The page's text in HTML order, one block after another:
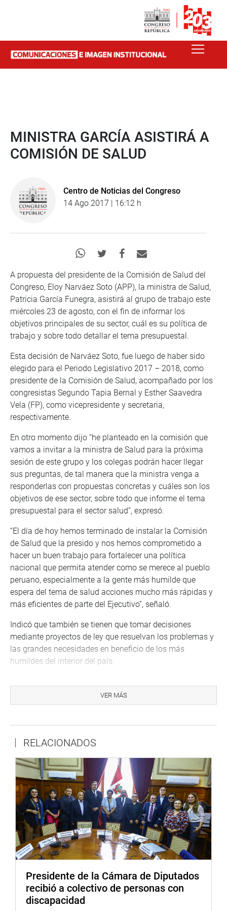
MINISTRA GARCÍA ASISTIRÁ A
COMISIÓN DE SALUD
Centro de Noticias del Congreso
14 Ago 2017 | 16:12 h
A propuesta del presidente de la Comisión de Salud del
Congreso, Eloy Narváez Soto (APP), la ministra de Salud,
Patricia García Funegra, asistirá al grupo de trabajo este
miércoles 23 de agosto, con el fin de informar los
objetivos principales de su sector, cuál es su política de
trabajo y sobre todo detallar el tema presupuestal.
Esta decisión de Narváez Soto, fue luego de haber sido
elegido para el Periodo Legislativo 2017 – 2018, como
presidente de la Comisión de Salud, acompañado por los
congresistas Segundo Tapia Bernal y Esther Saavedra
Vela (FP), como vicepresidente y secretaria,
respectivamente.
En otro momento dijo “he planteado en la comisión que
vamos a invitar a la ministra de Salud para la próxima
sesión de este grupo y los colegas podrán hacer llegar
sus preguntas, de tal manera que la ministra venga a
responderlas con propuestas concretas y cuáles son los
objetivos de ese sector, sobre todo que informe el tema
presupuestal para el sector salud”, expresó.
“El día de hoy hemos terminado de instalar la Comisión
de Salud que la presido y nos hemos comprometido a
hacer un buen trabajo para fortalecer una política
nacional que permita atender como se merece al pueblo
peruano, especialmente a la gente más humilde que
espera del tema de salud acciones mucho más rápidas y
más eficientes de parte del Ejecutivo”, señaló.
Indicó que también se tienen que tomar decisiones
mediante proyectos de ley que resuelvan los problemas y
las grandes necesidades en beneficio de los más
humildes del interior del país.
del programa del Seguro Integral de Salud (SIS) programa
que carece, según dijo, de recursos presupuestales.
Fiscal 2018”, señaló.
Por su parte, el vicepresidente del grupo de trabajo,
Segundo Tapia Bernal, coincidió con su colega de invitar
a la ministra de Salud para que informe sobre el problema
presupuestal de su sector. “La salud en el Perú pasa por
su peor momento. El presupuesto no ha sido suficiente en
los últimos años, no hay equipos en los centro de salud.
La ministra de Salud, debe irse a su casa”, expuso.
En tanto, la secretaria de la comisión, Esther Saavedra
el Ejecutivo. “Estimados colegas debemos seguir
trabajando en coordinación con el Ejecutivo y Congreso,
ambos deben ir de la mano en beneficio de la población,
VER MÁS
RELACIONADOS
Presidente de la Cámara de Diputados
recibió a colectivo de personas con
discapacidad